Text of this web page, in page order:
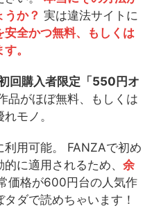
か？ 実は違法サイトに
安全かつ無料、もしくは
。
回購入者限定「550円オ
品がほぼ無料、もしくは
モノ。
用可能。 FANZAで初め
に適用されるため、 余
価格が600円台の人気作
ダで読めちゃいます！